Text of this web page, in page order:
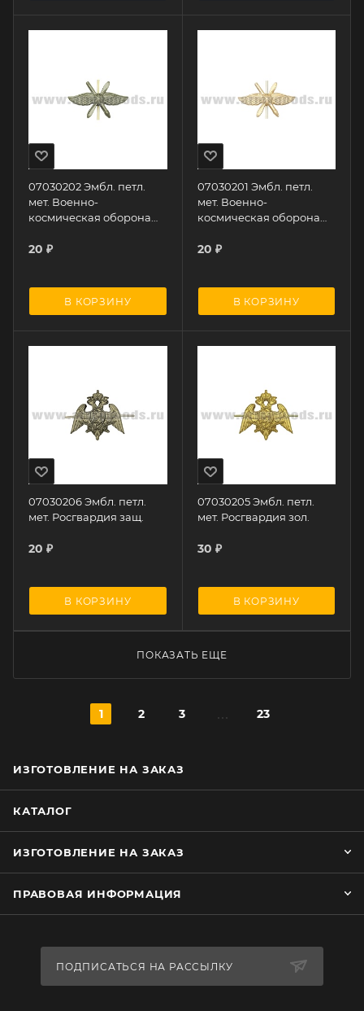
07030202 Эмбл. петл.
мет. Военно-
космическая оборона
20 ₽
В КОРЗИНУ
07030201 Эмбл. петл.
мет. Военно-
космическая оборона
20 ₽
В КОРЗИНУ
07030206 Эмбл. петл.
мет. Росгвардия защ.
20 ₽
В КОРЗИНУ
07030205 Эмбл. петл.
мет. Росгвардия зол.
30 ₽
В КОРЗИНУ
ПОКАЗАТЬ ЕЩЕ
1 2 3 23
ИЗГОТОВЛЕНИЕ НА ЗАКАЗ
КАТАЛОГ
ИЗГОТОВЛЕНИЕ НА ЗАКАЗ
ПРАВОВАЯ ИНФОРМАЦИЯ
ПОДПИСАТЬСЯ НА РАССЫЛКУ